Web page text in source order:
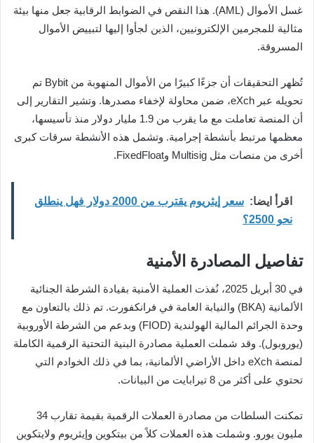
غسل الأموال (AML). هذا النقص في الضوابط الرقابية جعل منها بيئة
مثالية للمجرمين الإلكترونيين، الذين لجأوا إليها لتبييض الأموال
المسروقة.
تُظهر التحقيقات أن جزءًا كبيرًا من الأموال المنهوبة من Bybit تم
تحويله عبر eXch، ضمن محاولة لإخفاء مصدرها. وتشير التقارير إلى
أن المنصة تعاملت مع ما يقرب من 1.9 مليار دولار منذ تأسيسها،
معظمها مرتبط بأنشطة إجرامية. وتشمل هذه الأنشطة سرقات كبرى
أخرى من منصات مثل Multisig وFixedFloat.
اقرأ ايضا:
سعر إيثريوم يقترب من 2000 دولار فهل ينطلق
نحو 2500؟
تفاصيل المصادرة الأمنية
في 30 أبريل 2025، نُفذت العملية الأمنية بقيادة الشرطة الجنائية
الألمانية (BKA) والنيابة العامة في فرانكفورت. تم ذلك بالتعاون مع
وحدة الجرائم المالية الهولندية (FIOD) وبدعم من الشرطة الأوروبية
(يوروبول). وقد شملت العملية مصادرة البنية التحتية الرقمية الكاملة
لمنصة eXch داخل الأراضي الألمانية، بما في ذلك الخوادم التي
تحتوي على أكثر من 8 تيرابايت من البيانات.
تمكنت السلطات من مصادرة العملات الرقمية بقيمة تقارب 34
مليون يورو. وشملت هذه العملات كلاً من بيتكوين وإيثريوم ولايتكوين